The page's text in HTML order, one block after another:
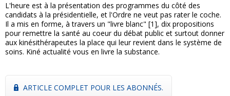
L'heure est à la présentation des programmes du côté des
candidats à la présidentielle, et l'Ordre ne veut pas rater le coche.
Il a mis en forme, à travers un "livre blanc" [1], dix propositions
pour remettre la santé au coeur du débat public et surtout donner
aux kinésithérapeutes la place qui leur revient dans le système de
soins. Kiné actualité vous en livre la substance.
ARTICLE COMPLET POUR LES ABONNÉS.